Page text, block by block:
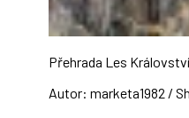
Přehrada Les Království
Autor: marketa1982 /